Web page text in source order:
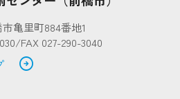
市亀里町884番地1
FAX 027-290-3040
arrow_circle_right